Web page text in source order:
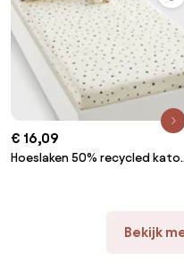
€ 16,09
Hoeslaken 50% recycled
Bekijk